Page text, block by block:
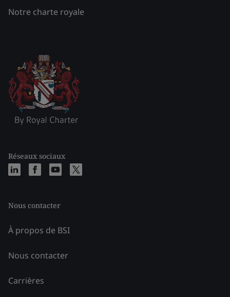
Notre charte royale
Réseaux sociaux
Nous contacter
À propos de BSI
Nous contacter
Carrières